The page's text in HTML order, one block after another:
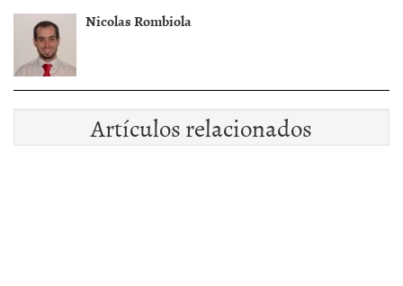
Nicolas Rombiola
Artículos relacionados